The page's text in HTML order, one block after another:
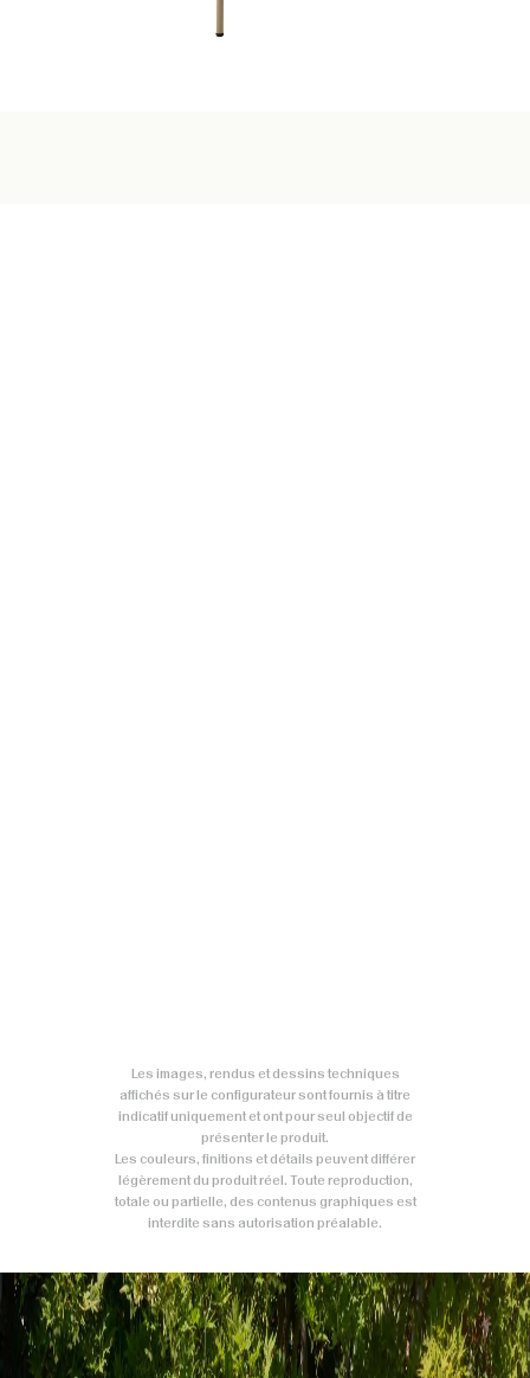
Les images, rendus et dessins techniques
affichés sur le configurateur sont fournis à titre
indicatif uniquement et ont pour seul objectif de
présenter le produit.
Les couleurs, finitions et détails peuvent différer
légèrement du produit réel. Toute reproduction,
totale ou partielle, des contenus graphiques est
interdite sans autorisation préalable.